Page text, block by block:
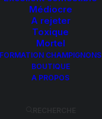
Médiocre
A rejeter
Toxique
Mortel
FORMATION CHAMPIGNONS
BOUTIQUE
A PROPOS
roses